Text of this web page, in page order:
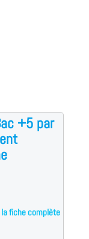
+5 par
la fiche complète